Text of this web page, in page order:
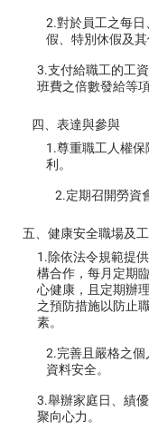
2.對於員工之每
假、特別休假及
3.支付給職工的工
班費之倍數發給等項
四、表達與參與
1.尊重職工人權
利。
2.定期召開勞資
五、健康安全職場及
1.除依法令規範提
構合作，每月定期
心健康，且定期辦
之預防措施以防止
素。
2.完善且嚴格之
資料安全。
3.舉辦家庭日、績
聚向心力。